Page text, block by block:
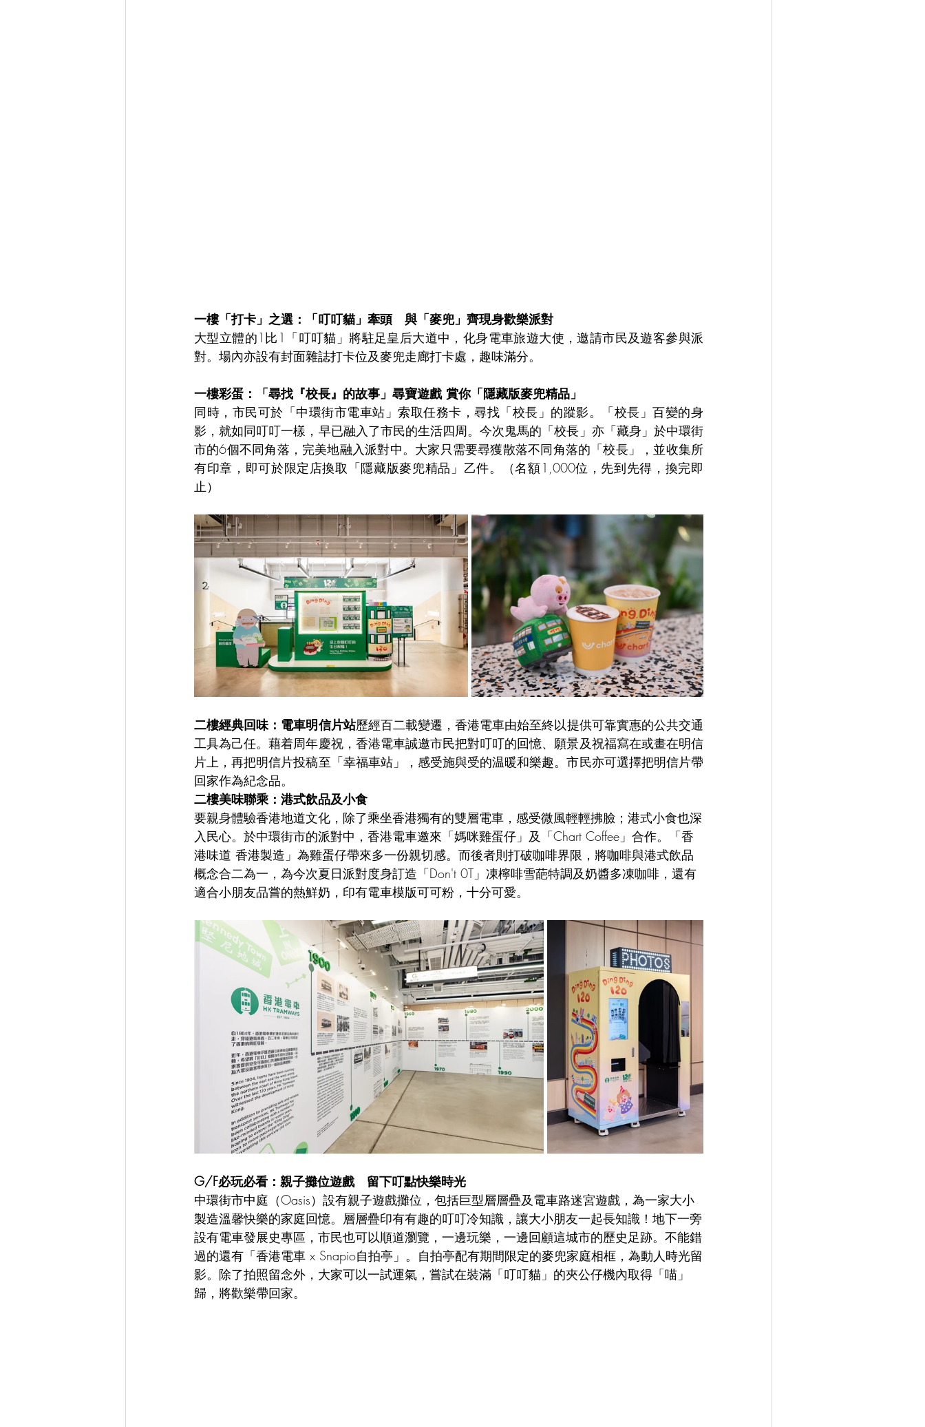
一樓「打卡」之選：「叮叮貓」牽頭   與「麥兜」齊現身歡樂派對
大型立體的1比1「叮叮貓」將駐足皇后大道中，化身電車旅遊大使，邀請市民及遊客參與派
對。場內亦設有封面雜誌打卡位及麥兜走廊打卡處，趣味滿分。
一樓彩蛋：「尋找『校長』的故事」尋寶遊戲 賞你「隱藏版麥兜精品」
同時，市民可於「中環街市電車站」索取任務卡，尋找「校長」的蹤影。「校長」百變的身
影，就如同叮叮一樣，早已融入了市民的生活四周。今次鬼馬的「校長」亦「藏身」於中環街
市的6個不同角落，完美地融入派對中。大家只需要尋獲散落不同角落的「校長」，並收集所
有印章，即可於限定店換取「隱藏版麥兜精品」乙件。（名額1,000位，先到先得，換完即
止）
二樓經典回味：電車明信片站歷經百二載變遷，香港電車由始至終以提供可靠實惠的公共交通
工具為己任。藉着周年慶祝，香港電車誠邀市民把對叮叮的回憶、願景及祝福寫在或畫在明信
片上，再把明信片投稿至「幸福車站」，感受施與受的温暖和樂趣。市民亦可選擇把明信片帶
回家作為紀念品。
二樓美味聯乘：港式飲品及小食
要親身體驗香港地道文化，除了乘坐香港獨有的雙層電車，感受微風輕輕拂臉；港式小食也深
入民心。於中環街市的派對中，香港電車邀來「媽咪雞蛋仔」及「Chart Coffee」合作。「香
港味道 香港製造」為雞蛋仔帶來多一份親切感。而後者則打破咖啡界限，將咖啡與港式飲品
概念合二為一，為今次夏日派對度身訂造「Don't 0T」凍檸啡雪葩特調及奶醬多凍咖啡，還有
適合小朋友品嘗的熱鮮奶，印有電車模版可可粉，十分可愛。
G/F必玩必看：親子攤位遊戲   留下叮點快樂時光
中環街市中庭（Oasis）設有親子遊戲攤位，包括巨型層層疊及電車路迷宮遊戲，為一家大小
製造溫馨快樂的家庭回憶。層層疊印有有趣的叮叮冷知識，讓大小朋友一起長知識！地下一旁
設有電車發展史專區，市民也可以順道瀏覽，一邊玩樂，一邊回顧這城市的歷史足跡。不能錯
過的還有「香港電車 x Snapio自拍亭」。自拍亭配有期間限定的麥兜家庭相框，為動人時光留
影。除了拍照留念外，大家可以一試運氣，嘗試在裝滿「叮叮貓」的夾公仔機內取得「喵」
歸，將歡樂帶回家。